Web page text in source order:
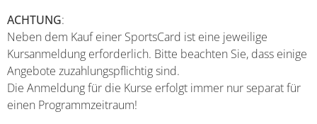
ACHTUNG:
Neben dem Kauf einer SportsCard ist eine jeweilige
Kursanmeldung erforderlich. Bitte beachten Sie, dass einige
Angebote zuzahlungspflichtig sind.
Die Anmeldung für die Kurse erfolgt immer nur separat für
einen Programmzeitraum!